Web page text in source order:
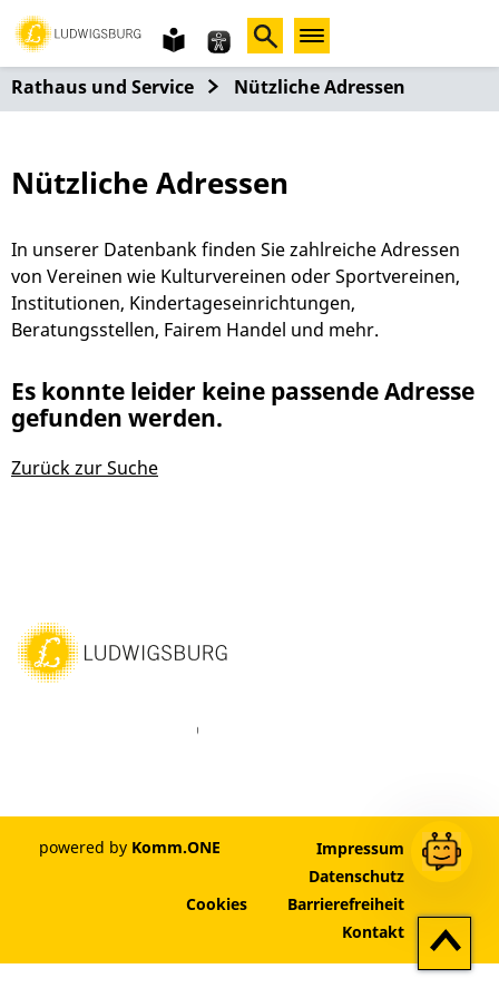
Gebärdensprache
leichte
Sprache
Rathaus und Service Nützliche Adressen
Nützliche Adressen
In unserer Datenbank finden Sie zahlreiche Adressen
von Vereinen wie Kulturvereinen oder Sportvereinen,
Institutionen, Kindertageseinrichtungen,
Beratungsstellen, Fairem Handel und mehr.
Es konnte leider keine passende Adresse
gefunden werden.
Zurück zur Suche
LinkedIn
powered by Komm.ONE
Impressum
Datenschutz
Cookies
Barrierefreiheit
Kontakt
Zum